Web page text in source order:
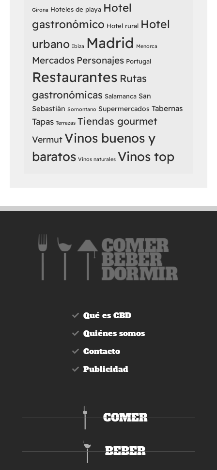
Girona Hoteles de playa Hotel
gastronómico Hotel rural Hotel
urbano Ibiza Madrid Menorca
Mercados Personajes Portugal
Restaurantes Rutas
gastronómicas Salamanca San
Sebastián Somontano Supermercados Tabernas
Tapas Terrazas Tiendas gourmet
Vermut Vinos buenos y
baratos Vinos naturales Vinos top
Qué es CBD
Quiénes somos
Contacto
Publicidad
COMER
BEBER